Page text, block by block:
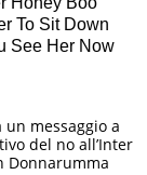
messaggio a
del no all’Inter
Donnarumma